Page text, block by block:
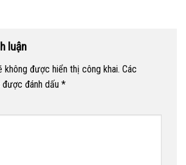
luận
không được hiển thị công khai. Các
đánh dấu *